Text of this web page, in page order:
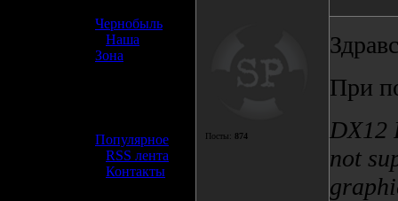
Чернобыль
Наша
Зона
Популярное
RSS лента
Контакты
Посты: 874
При
DX12
not